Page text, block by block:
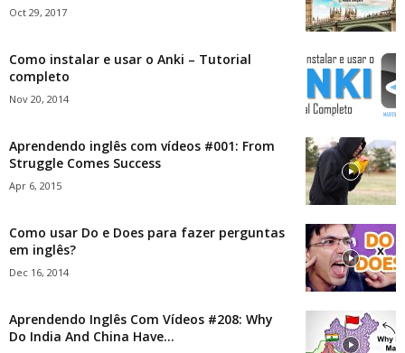
Oct 29, 2017
Como instalar e usar o Anki – Tutorial
completo
Nov 20, 2014
Aprendendo inglês com vídeos #001: From
Struggle Comes Success
Apr 6, 2015
Como usar Do e Does para fazer perguntas
em inglês?
Dec 16, 2014
Aprendendo Inglês Com Vídeos #208: Why
Do India And China Have...